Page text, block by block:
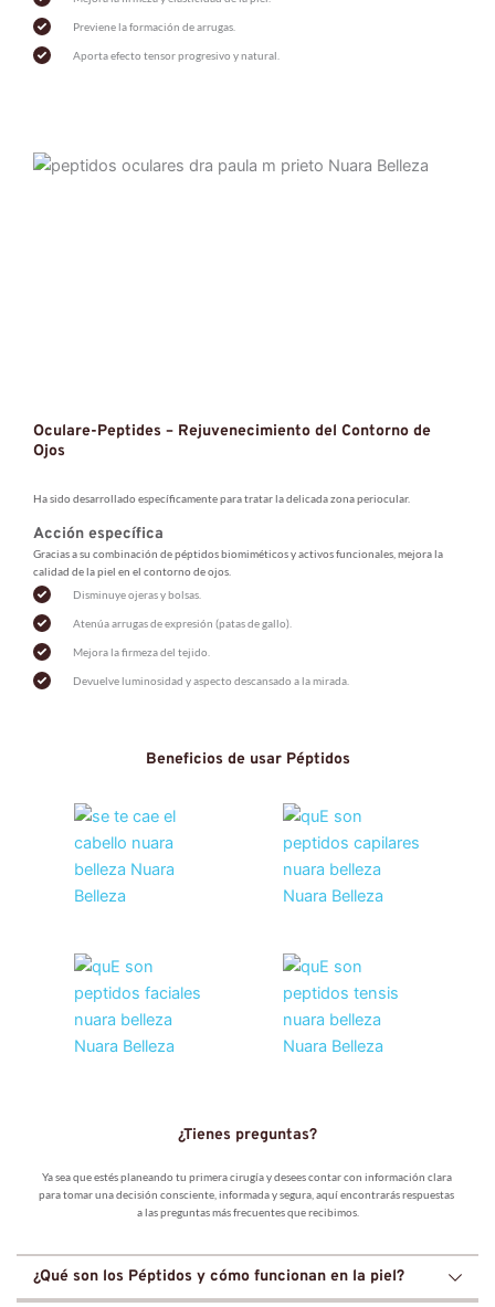
Previene la formación de arrugas.
Aporta efecto tensor progresivo y natural.
Oculare-Peptides – Rejuvenecimiento del Contorno de
Ojos
Ha sido desarrollado específicamente para tratar la delicada zona periocular.
Acción específica
Gracias a su combinación de péptidos biomiméticos y activos funcionales, mejora la
calidad de la piel en el contorno de ojos.
Disminuye ojeras y bolsas.
Atenúa arrugas de expresión (patas de gallo).
Mejora la firmeza del tejido.
Devuelve luminosidad y aspecto descansado a la mirada.
Beneficios de usar Péptidos
¿Tienes preguntas?
Ya sea que estés planeando tu primera cirugía y desees contar con información clara
para tomar una decisión consciente, informada y segura, aquí encontrarás respuestas
a las preguntas más frecuentes que recibimos.
¿Qué son los Péptidos y cómo funcionan en la piel?